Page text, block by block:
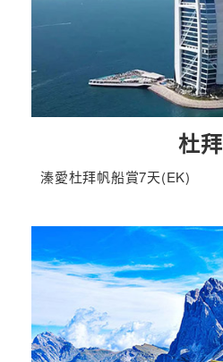
杜拜
溱愛杜拜帆船賞7天(EK)